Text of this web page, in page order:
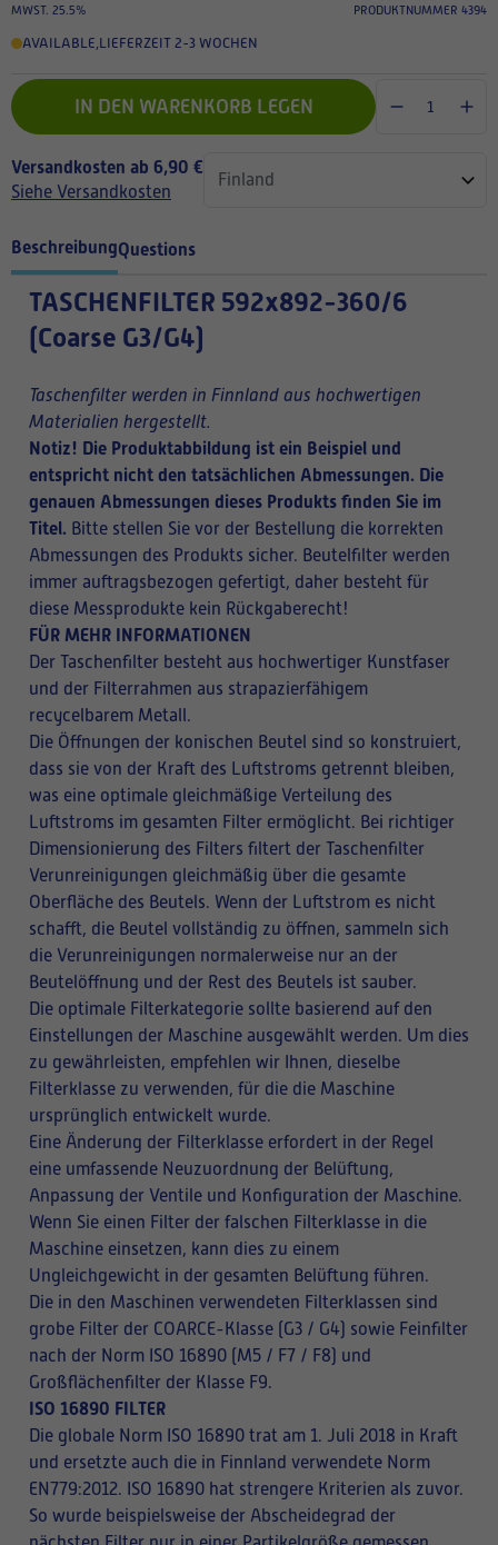
MWST. 25.5% PRODUKTNUMMER 4394
AVAILABLE,LIEFERZEIT 2-3 WOCHEN
IN DEN WARENKORB LEGEN
Versandkosten ab 6,90 €
Siehe Versandkosten
BeschreibungQuestions
TASCHENFILTER 592x892-360/6
(Coarse G3/G4)
Taschenfilter werden in Finnland aus hochwertigen
Materialien hergestellt.
Notiz! Die Produktabbildung ist ein Beispiel und
entspricht nicht den tatsächlichen Abmessungen. Die
genauen Abmessungen dieses Produkts finden Sie im
Titel. Bitte stellen Sie vor der Bestellung die korrekten
Abmessungen des Produkts sicher. Beutelfilter werden
immer auftragsbezogen gefertigt, daher besteht für
diese Messprodukte kein Rückgaberecht!
FÜR MEHR INFORMATIONEN
Der Taschenfilter besteht aus hochwertiger Kunstfaser
und der Filterrahmen aus strapazierfähigem
recycelbarem Metall.
Die Öffnungen der konischen Beutel sind so konstruiert,
dass sie von der Kraft des Luftstroms getrennt bleiben,
was eine optimale gleichmäßige Verteilung des
Luftstroms im gesamten Filter ermöglicht. Bei richtiger
Dimensionierung des Filters filtert der Taschenfilter
Verunreinigungen gleichmäßig über die gesamte
Oberfläche des Beutels. Wenn der Luftstrom es nicht
schafft, die Beutel vollständig zu öffnen, sammeln sich
die Verunreinigungen normalerweise nur an der
Beutelöffnung und der Rest des Beutels ist sauber.
Die optimale Filterkategorie sollte basierend auf den
Einstellungen der Maschine ausgewählt werden. Um dies
zu gewährleisten, empfehlen wir Ihnen, dieselbe
Filterklasse zu verwenden, für die die Maschine
ursprünglich entwickelt wurde.
Eine Änderung der Filterklasse erfordert in der Regel
eine umfassende Neuzuordnung der Belüftung,
Anpassung der Ventile und Konfiguration der Maschine.
Wenn Sie einen Filter der falschen Filterklasse in die
Maschine einsetzen, kann dies zu einem
Ungleichgewicht in der gesamten Belüftung führen.
Die in den Maschinen verwendeten Filterklassen sind
grobe Filter der COARCE-Klasse (G3 / G4) sowie Feinfilter
nach der Norm ISO 16890 (M5 / F7 / F8) und
Großflächenfilter der Klasse F9.
ISO 16890 FILTER
Die globale Norm ISO 16890 trat am 1. Juli 2018 in Kraft
und ersetzte auch die in Finnland verwendete Norm
EN779:2012. ISO 16890 hat strengere Kriterien als zuvor.
So wurde beispielsweise der Abscheidegrad der